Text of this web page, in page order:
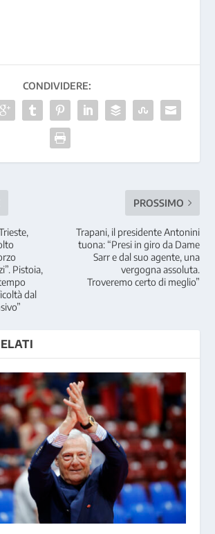
CONDIVIDERE:
Pistoia,
dal
PROSSIMO
Trapani, il presidente Antonini
tuona: “Presi in giro da Dame
Sarr e dal suo agente, una
vergogna assoluta.
Troveremo certo di meglio”